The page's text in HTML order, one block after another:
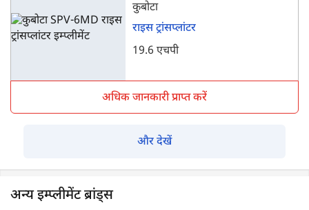
कुबोटा
राइस ट्रांसप्लांटर
19.6 एचपी
अधिक जानकारी प्राप्त करें
और देखें
अन्य इम्प्लीमेंट ब्रांड्स